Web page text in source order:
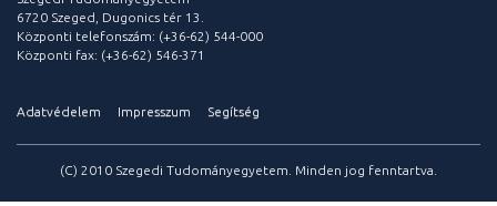
6720 Szeged, Dugonics tér 13.
Központi telefonszám: (+36-62) 544-000
Központi fax: (+36-62) 546-371
Adatvédelem Impresszum Segítség
(C) 2010 Szegedi Tudományegyetem. Minden jog fenntartva.